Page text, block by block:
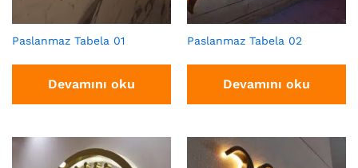
Paslanmaz Tabela 01
Devamını oku
Paslanmaz Tabela 02
Devamını oku